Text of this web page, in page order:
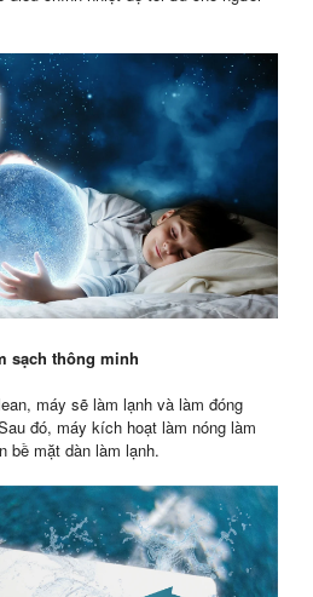
sạch thông minh
máy sẽ làm lạnh và làm đóng
đó, máy kích hoạt làm nóng làm
bề mặt dàn làm lạnh.